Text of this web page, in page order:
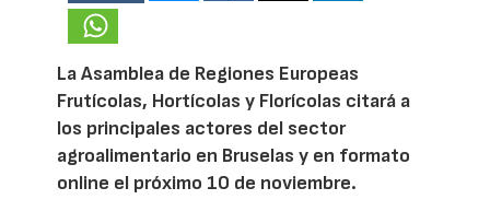
La Asamblea de Regiones Europeas
Frutícolas, Hortícolas y Florícolas citará a
los principales actores del sector
agroalimentario en Bruselas y en formato
online el próximo 10 de noviembre.